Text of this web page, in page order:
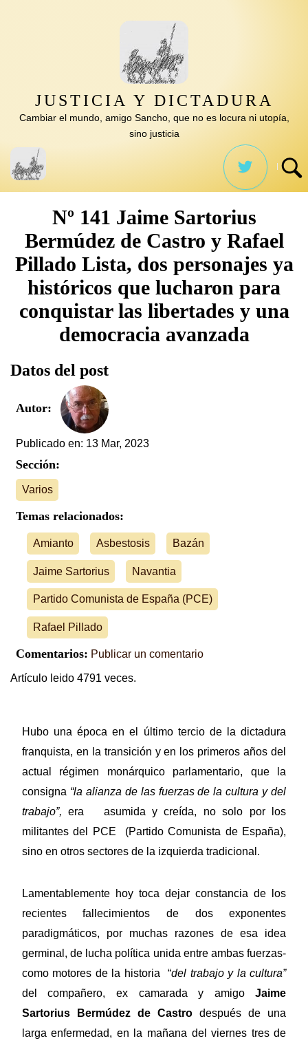
JUSTICIA Y DICTADURA
Cambiar el mundo, amigo Sancho, que no es locura ni utopía,
sino justicia
Nº 141 Jaime Sartorius
Bermúdez de Castro y Rafael
Pillado Lista, dos personajes ya
históricos que lucharon para
conquistar las libertades y una
democracia avanzada
Datos del post
Autor:
Publicado en: 13 Mar, 2023
Sección:
Varios
Temas relacionados:
Amianto Asbestosis Bazán
Jaime Sartorius Navantia
Partido Comunista de España (PCE)
Rafael Pillado
Comentarios: Publicar un comentario
Artículo leido 4791 veces.
Hubo una época en el último tercio de la dictadura
franquista, en la transición y en los primeros años del
actual régimen monárquico parlamentario, que la
consigna “la alianza de las fuerzas de la cultura y del
trabajo”,era asumida y creída, no solo por los
militantes del PCE (Partido Comunista de España),
sino en otros sectores de la izquierda tradicional.
Lamentablemente hoy toca dejar constancia de los
recientes fallecimientos de dos exponentes
paradigmáticos, por muchas razones de esa idea
germinal, de lucha política unida entre ambas fuerzas-
como motores de la historia “del trabajo y la cultura”
del compañero, ex camarada y amigoJaime
Sartorius Bermúdez de Castrodespués de una
larga enfermedad, en la mañana del viernes tres de